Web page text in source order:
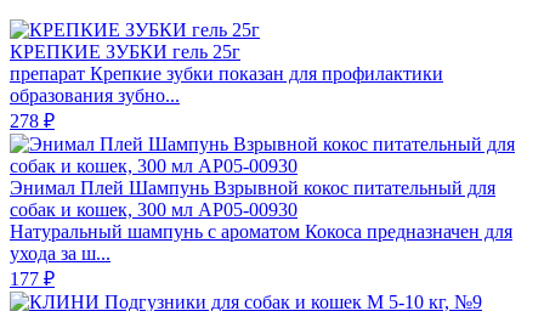
КРЕПКИЕ ЗУБКИ гель 25г
препарат Крепкие зубки показан для профилактики
образования зубно...
278 ₽
Энимал Плей Шампунь Взрывной кокос питательный для
собак и кошек, 300 мл АР05-00930
Натуральный шампунь с ароматом Кокоса предназначен для
ухода за ш...
177 ₽